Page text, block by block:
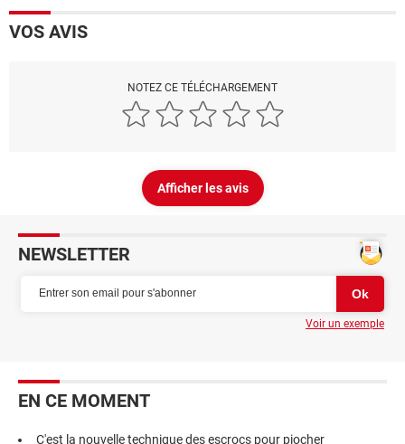
VOS AVIS
NOTEZ CE TÉLÉCHARGEMENT
Afficher les avis
NEWSLETTER
Voir un exemple
EN CE MOMENT
C'est la nouvelle technique des escrocs pour piocher